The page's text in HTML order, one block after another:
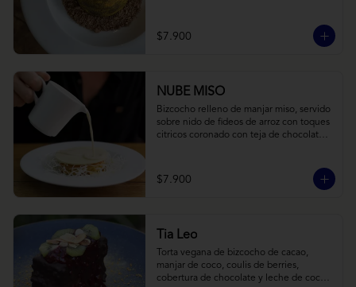
amargo y cúrcuma, sobre una tierra de
harina de Algarrobo y nueces.
$7.900
NUBE MISO
Bizcocho relleno de manjar miso, servido
sobre nido de fideos de arroz con toques
citricos coronado con teja de chocolate
$7.900
Tia Leo
Torta vegana de bizcocho de cacao,
manjar de coco, coulis de berries,
cobertura de chocolate y leche de coco